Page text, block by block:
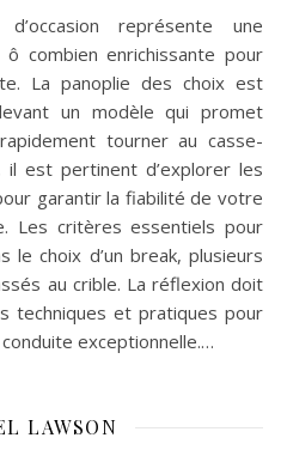
combien enrichissante pour
La panoplie des choix est
un modèle qui promet
tourner au casse-
est pertinent d’explorer les
garantir la fiabilité de votre
Les critères essentiels pour
le choix d’un break, plusieurs
au crible. La réflexion doit
techniques et pratiques pour
exceptionnelle.…
LAWSON